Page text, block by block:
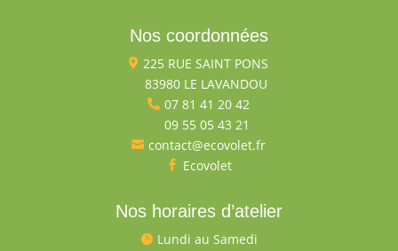
Nos coordonnées
 225 RUE SAINT PONS
83980 LE LAVANDOU
 07 81 41 20 42
09 55 05 43 21
 contact@ecovolet.fr
 Ecovolet
Nos horaires d’atelier
 Lundi au Samedi